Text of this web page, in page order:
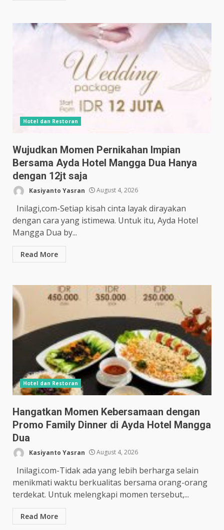
Hotel dan Restoran
Wujudkan Momen Pernikahan Impian
Bersama Ayda Hotel Mangga Dua Hanya
dengan 12jt saja
Kasiyanto Yasran August 4, 2026
Inilagi,com-Setiap kisah cinta layak dirayakan
dengan cara yang istimewa. Untuk itu, Ayda Hotel
Mangga Dua by...
Read More
Hotel dan Restoran
Hangatkan Momen Kebersamaan dengan
Promo Family Dinner di Ayda Hotel Mangga
Dua
Kasiyanto Yasran August 4, 2026
Inilagi.com-Tidak ada yang lebih berharga selain
menikmati waktu berkualitas bersama orang-orang
terdekat. Untuk melengkapi momen tersebut,...
Read More